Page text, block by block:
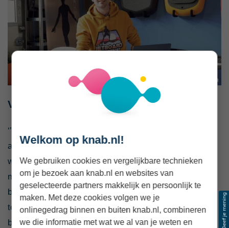
Voordelen van de Knab App
‘’In de Knab App kan ik zien hoe ver ik ben met het
aflossen van mijn zakelijke lening. Ik zie de status en
welk bedrag er nog openstaat. Ook kan ik tussendoor
makkelijk extra aflossen. Als ik wat meer ruimte heb,
betaal ik meer terug. Ik zie dan direct het bedrag
teruglopen en daardoor weet ik precies waar ik aan toe
ben. Zo houd ik grip op de status van mijn lening.’’
Welkom op knab.nl!
We gebruiken cookies en vergelijkbare technieken
om je bezoek aan knab.nl en websites van
geselecteerde partners makkelijk en persoonlijk te
maken. Met deze cookies volgen we je
onlinegedrag binnen en buiten knab.nl, combineren
we die informatie met wat we al van je weten en